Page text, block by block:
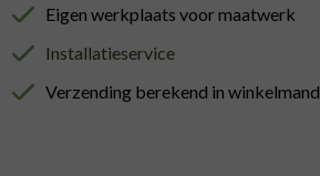
Eigen werkplaats voor maatwerk
Installatieservice
Verzending berekend in winkelmand